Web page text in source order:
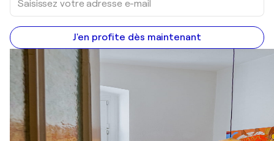
J'en profite dès maintenant